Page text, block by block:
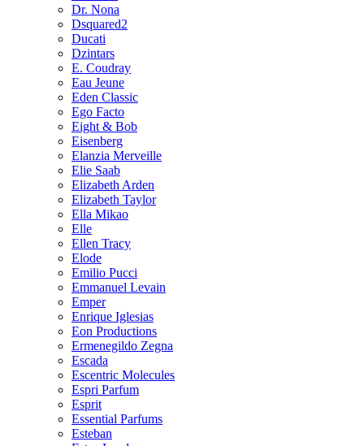
Dr. Nona
Dsquared2
Ducati
Dzintars
E. Coudray
Eau Jeune
Eden Classic
Ego Facto
Eight & Bob
Eisenberg
Elanzia Merveille
Elie Saab
Elizabeth Arden
Elizabeth Taylor
Ella Mikao
Elle
Ellen Tracy
Elode
Emilio Pucci
Emmanuel Levain
Emper
Enrique Iglesias
Eon Productions
Ermenegildo Zegna
Escada
Escentric Molecules
Espri Parfum
Esprit
Essential Parfums
Esteban